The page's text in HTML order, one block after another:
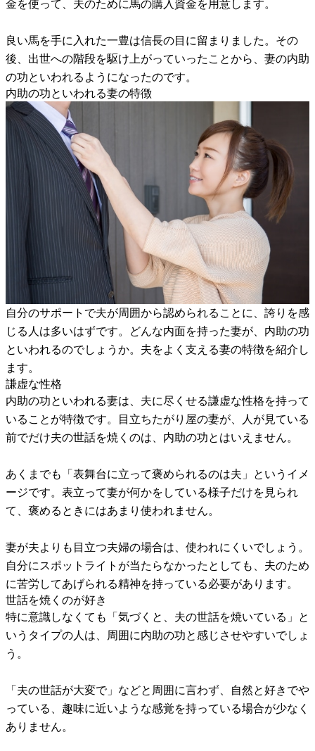
金を使って、夫のために馬の購入資金を用意します。
良い馬を手に入れた一豊は信長の目に留まりました。その
後、出世への階段を駆け上がっていったことから、妻の内助
の功といわれるようになったのです。
内助の功といわれる妻の特徴
自分のサポートで夫が周囲から認められることに、誇りを感
じる人は多いはずです。どんな内面を持った妻が、内助の功
といわれるのでしょうか。夫をよく支える妻の特徴を紹介し
ます。
謙虚な性格
内助の功といわれる妻は、夫に尽くせる謙虚な性格を持って
いることが特徴です。目立ちたがり屋の妻が、人が見ている
前でだけ夫の世話を焼くのは、内助の功とはいえません。
あくまでも「表舞台に立って褒められるのは夫」というイメ
ージです。表立って妻が何かをしている様子だけを見られ
て、褒めるときにはあまり使われません。
妻が夫よりも目立つ夫婦の場合は、使われにくいでしょう。
自分にスポットライトが当たらなかったとしても、夫のため
に苦労してあげられる精神を持っている必要があります。
世話を焼くのが好き
特に意識しなくても「気づくと、夫の世話を焼いている」と
いうタイプの人は、周囲に内助の功と感じさせやすいでしょ
う。
「夫の世話が大変で」などと周囲に言わず、自然と好きでや
っている、趣味に近いような感覚を持っている場合が少なく
ありません。